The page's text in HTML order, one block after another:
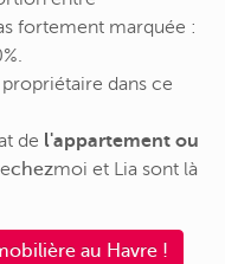
fortement marquée :
dans ce
de l'appartement ou
chezmoi et Lia sont là
au Havre !